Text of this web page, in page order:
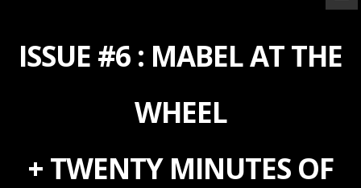
ISSUE #6 : MABEL AT THE
WHEEL
+ TWENTY MINUTES OF